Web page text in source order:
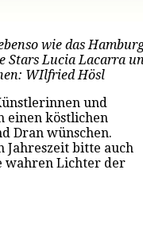
wie das
Stars Lucia Lacarra
WIlfried Hösl
und
einen köstlichen
Dran wünschen.
Jahreszeit bitte auch
wahren Lichter der